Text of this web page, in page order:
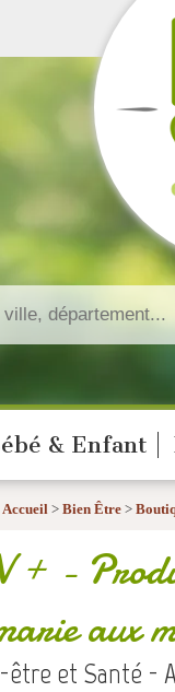
& Enfant
Accueil> Bien Être>
+ -
aux
être et Santé -